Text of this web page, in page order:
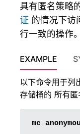
具有匿名策略
证 的情况下访
行一致的操作。
EXAMPLE
以下命令用于列
存储桶的 所有匿
mc